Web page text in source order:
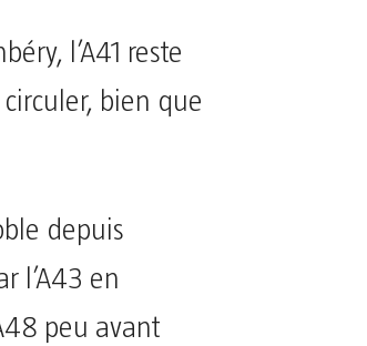
l’A41 reste
bien que
depuis
l’A43 en
peu avant